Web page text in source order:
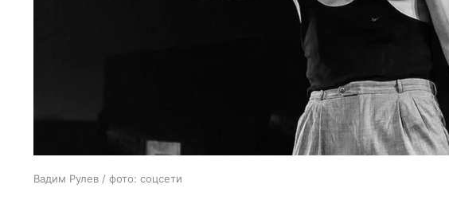
Вадим Рулев / фото: соцсети